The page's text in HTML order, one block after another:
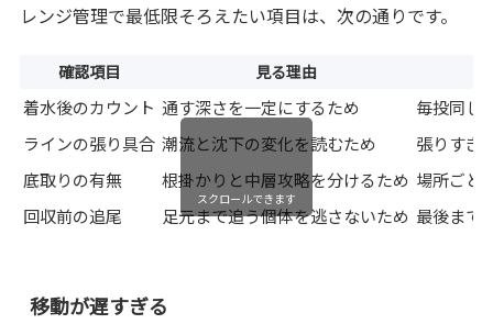
レンジ管理で最低限そろえたい項目は、次の通りです。
確認項目 見る理由
着水後のカウント 通す深さを一定にするため
毎投同じ
ラインの張り具合 潮流と沈下の変化を読むため
張りすぎ
底取りの有無
根掛かりと中層攻略を分けるため 場所ごと
回収前の追尾
足元まで追う個体を逃さないため 最後まで
スクロールできます
移動が遅すぎる